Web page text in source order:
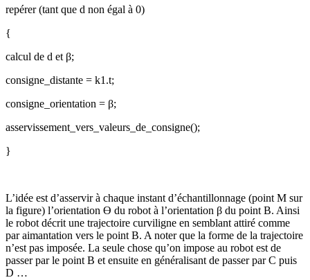
repérer (tant que d non égal à 0)
{
calcul de d et β;
consigne_distante = k1.t;
consigne_orientation = β;
asservissement_vers_valeurs_de_consigne();
}
L’idée est d’asservir à chaque instant d’échantillonnage (point M sur
la figure) l’orientation Ө du robot à l’orientation β du point B. Ainsi
le robot décrit une trajectoire curviligne en semblant attiré comme
par aimantation vers le point B. A noter que la forme de la trajectoire
n’est pas imposée. La seule chose qu’on impose au robot est de
passer par le point B et ensuite en généralisant de passer par C puis
D …